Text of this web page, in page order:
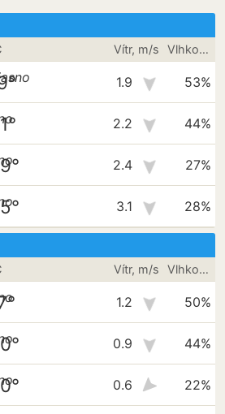
Vítr, m/s Vlhkost vzduchu
1.9 53%
2.2 44%
2.4 27%
3.1 28%
Vítr, m/s Vlhkost vzduchu
1.2 50%
0.9 44%
0.6 22%